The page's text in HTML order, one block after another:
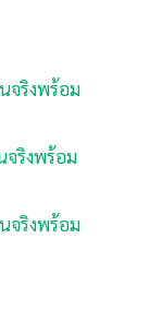
จริงพร้อม
จริงพร้อม
จริงพร้อม